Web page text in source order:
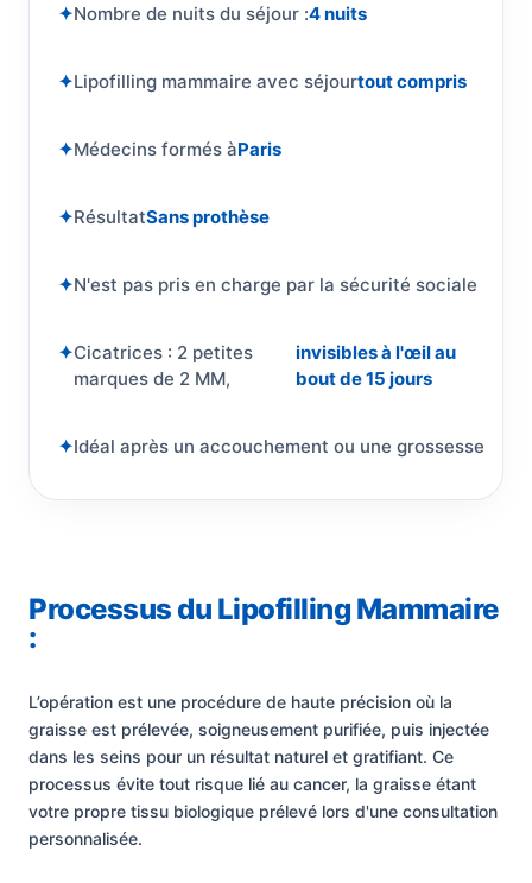
Nombre de nuits du séjour :4 nuits
Lipofilling mammaire avec séjourtout compris
Médecins formés àParis
RésultatSans prothèse
N'est pas pris en charge par la sécurité sociale
Cicatrices : 2 petites
marques de 2 MM,
invisibles à l'œil au
bout de 15 jours
Idéal après un accouchement ou une grossesse
Processus du Lipofilling Mammaire
:
L’opération est une procédure de haute précision où la
graisse est prélevée, soigneusement purifiée, puis injectée
dans les seins pour un résultat naturel et gratifiant. Ce
processus évite tout risque lié au cancer, la graisse étant
votre propre tissu biologique prélevé lors d'une consultation
personnalisée.